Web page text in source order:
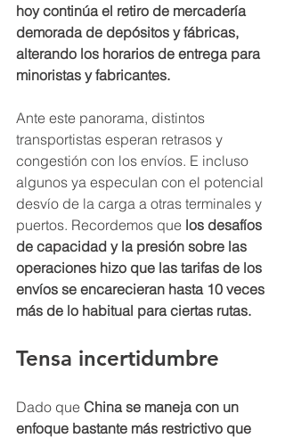
hoy continúa el retiro de mercadería
demorada de depósitos y fábricas,
alterando los horarios de entrega para
minoristas y fabricantes.
Ante este panorama, distintos
transportistas esperan retrasos y
congestión con los envíos. E incluso
algunos ya especulan con el potencial
desvío de la carga a otras terminales y
puertos. Recordemos que los desafíos
de capacidad y la presión sobre las
operaciones hizo que las tarifas de los
envíos se encarecieran hasta 10 veces
más de lo habitual para ciertas rutas.
Tensa incertidumbre
Dado que China se maneja con un
enfoque bastante más restrictivo que